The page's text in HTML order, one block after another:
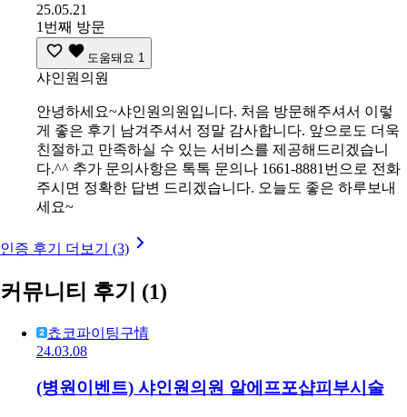
25.05.21
1번째 방문
도움돼요 1
샤인원의원
안녕하세요~샤인원의원입니다. 처음 방문해주셔서 이렇
게 좋은 후기 남겨주셔서 정말 감사합니다. 앞으로도 더욱
친절하고 만족하실 수 있는 서비스를 제공해드리겠습니
다.^^ 추가 문의사항은 톡톡 문의나 1661-8881번으로 전화
주시면 정확한 답변 드리겠습니다. 오늘도 좋은 하루보내
세요~
인증 후기 더보기 (3)
커뮤니티 후기 (1)
쵸코파이팅구情
24.03.08
(병원이벤트) 샤인원의원 알에프포샵피부시술